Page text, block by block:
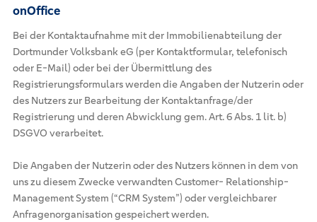
onOffice
Bei der Kontaktaufnahme mit der Immobilienabteilung der
Dortmunder Volksbank eG (per Kontaktformular, telefonisch
oder E-Mail) oder bei der Übermittlung des
Registrierungsformulars werden die Angaben der Nutzerin oder
des Nutzers zur Bearbeitung der Kontaktanfrage/der
Registrierung und deren Abwicklung gem. Art. 6 Abs. 1 lit. b)
DSGVO verarbeitet.
Die Angaben der Nutzerin oder des Nutzers können in dem von
uns zu diesem Zwecke verwandten Customer- Relationship-
Management System (“CRM System”) oder vergleichbarer
Anfragenorganisation gespeichert werden.